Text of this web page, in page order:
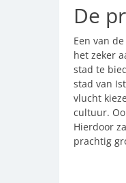
De
Een van
het zeker
stad te
stad van
vlucht
cultuur.
Hierdoor
prachtig